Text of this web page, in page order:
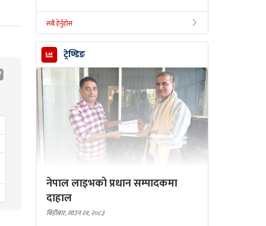
सबै हेर्नुहोस
ट्रेण्डिङ
नेपाल लाइभको प्रधान सम्पादकमा
दाहाल
बिहीबार, साउन २१, २०८३